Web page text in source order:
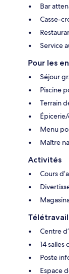
Bar
Casse-
Service
Pour les
Séjour
Piscine
Terrain
Menu
Maître
Activités
Cours
Centre
14 salles
Poste
Espace